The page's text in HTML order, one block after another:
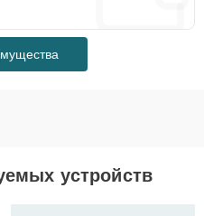
устройств